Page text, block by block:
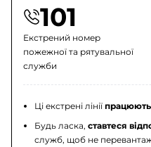
101
Екстрений номер
пожежної та рятувальної
служби
Ці екстрені лініїпрацюють
Будь ласка,ставтеся
служб, щоб не